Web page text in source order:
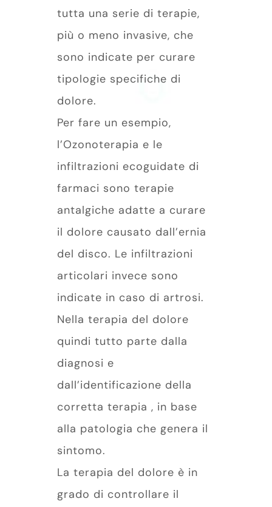
tutta una serie di terapie,
più o meno invasive, che
sono indicate per curare
tipologie specifiche di
dolore.
Per fare un esempio,
l’Ozonoterapia e le
infiltrazioni ecoguidate di
farmaci sono terapie
antalgiche adatte a curare
il dolore causato dall’ernia
del disco. Le infiltrazioni
articolari invece sono
indicate in caso di artrosi.
Nella terapia del dolore
quindi tutto parte dalla
diagnosi e
dall’identificazione della
corretta terapia , in base
alla patologia che genera il
sintomo.
La terapia del dolore è in
grado di controllare il